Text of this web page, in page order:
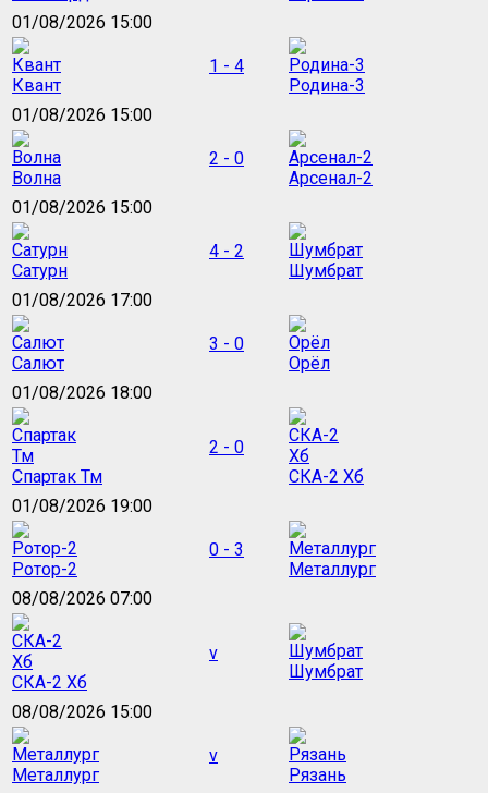
01/08/2026 15:00
Квант
1 - 4
Родина-3
01/08/2026 15:00
Волна
2 - 0
Арсенал-2
01/08/2026 15:00
Сатурн
4 - 2
Шумбрат
01/08/2026 17:00
Салют
3 - 0
Орёл
01/08/2026 18:00
Спартак Тм
2 - 0
СКА-2 Хб
01/08/2026 19:00
Ротор-2
0 - 3
Металлург
08/08/2026 07:00
СКА-2 Хб
v
Шумбрат
08/08/2026 15:00
Металлург
v
Рязань